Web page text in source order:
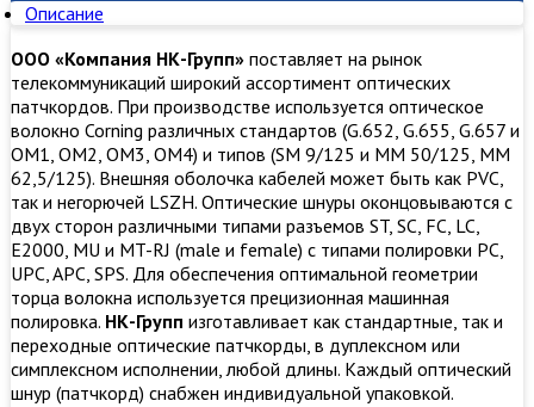
Описание
ООО «Компания НК-Групп» поставляет на рынок
телекоммуникаций широкий ассортимент оптических
патчкордов. При производстве используется оптическое
волокно Corning различных стандартов (G.652, G.655, G.657 и
OM1, OM2, OM3, ОМ4) и типов (SM 9/125 и MM 50/125, MM
62,5/125). Внешняя оболочка кабелей может быть как PVC,
так и негорючей LSZH. Оптические шнуры оконцовываются с
двух сторон различными типами разъемов ST, SC, FC, LC,
E2000, MU и MT-RJ (male и female) с типами полировки PC,
UPC, APC, SPS. Для обеспечения оптимальной геометрии
торца волокна используется прецизионная машинная
полировка. НК-Групп изготавливает как стандартные, так и
переходные оптические патчкорды, в дуплексном или
симплексном исполнении, любой длины. Каждый оптический
шнур (патчкорд) снабжен индивидуальной упаковкой.